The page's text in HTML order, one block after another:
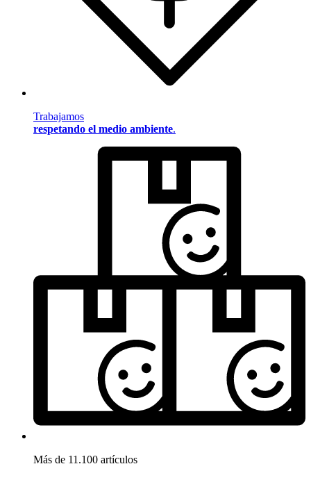
Trabajamos
respetando el medio ambiente.
Más de 11.100 artículos